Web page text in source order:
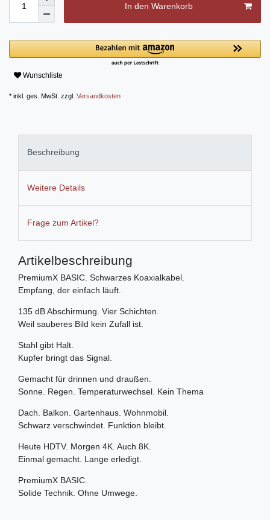
In den Warenkorb
Wunschliste
* inkl. ges. MwSt. zzgl. Versandkosten
Beschreibung
Weitere Details
Frage zum Artikel?
Artikelbeschreibung
PremiumX BASIC. Schwarzes Koaxialkabel.
Empfang, der einfach läuft.
135 dB Abschirmung. Vier Schichten.
Weil sauberes Bild kein Zufall ist.
Stahl gibt Halt.
Kupfer bringt das Signal.
Gemacht für drinnen und draußen.
Sonne. Regen. Temperaturwechsel. Kein Thema
Dach. Balkon. Gartenhaus. Wohnmobil.
Schwarz verschwindet. Funktion bleibt.
Heute HDTV. Morgen 4K. Auch 8K.
Einmal gemacht. Lange erledigt.
PremiumX BASIC.
Solide Technik. Ohne Umwege.